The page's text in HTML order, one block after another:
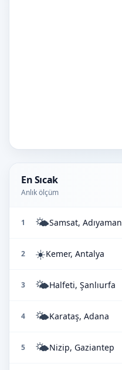
En Sıcak
Anlık ölçüm
1 🌤️Samsat, Adıyaman
2 ☀️Kemer, Antalya
3 🌤️Halfeti, Şanlıurfa
4 🌤️Karataş, Adana
5 🌤️Nizip, Gaziantep